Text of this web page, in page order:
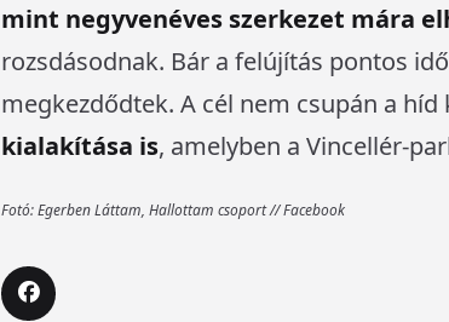
mint negyvenéves szerkezet mára
rozsdásodnak. Bár a felújítás pontos
megkezdődtek. A cél nem csupán a
kialakítása is, amelyben a Vincellér-
Fotó: Egerben Láttam, Hallottam csoport // Facebook